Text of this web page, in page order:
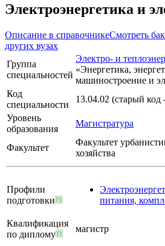
Электроэнергетика и
Описание в справочникеСмотреть
других вузах
Группа
специальностей
Электро- и
«Энергетика,
машиностроение и
Код
специальности
13.04.02 (старый код
Уровень
образования
Магистратура
Факультет
Факультет
хозяйства
Профили
подготовки
питания,
Квалификация
по диплому
магистр